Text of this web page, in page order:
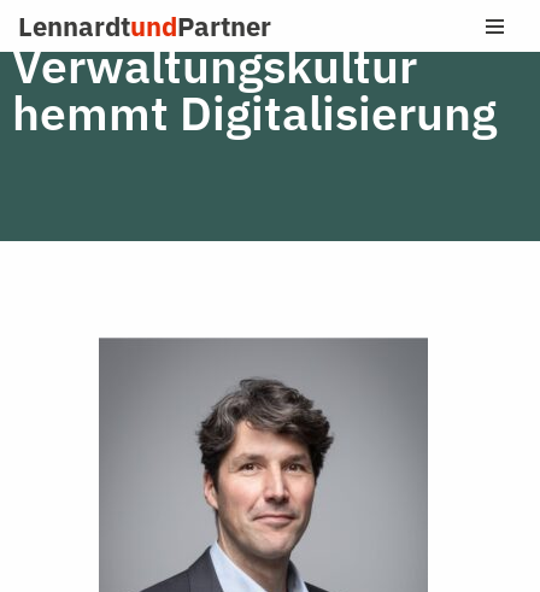
Zum
Inhalt
springen
LennardtundPartner
Verwaltungskultur
hemmt Digitalisierung